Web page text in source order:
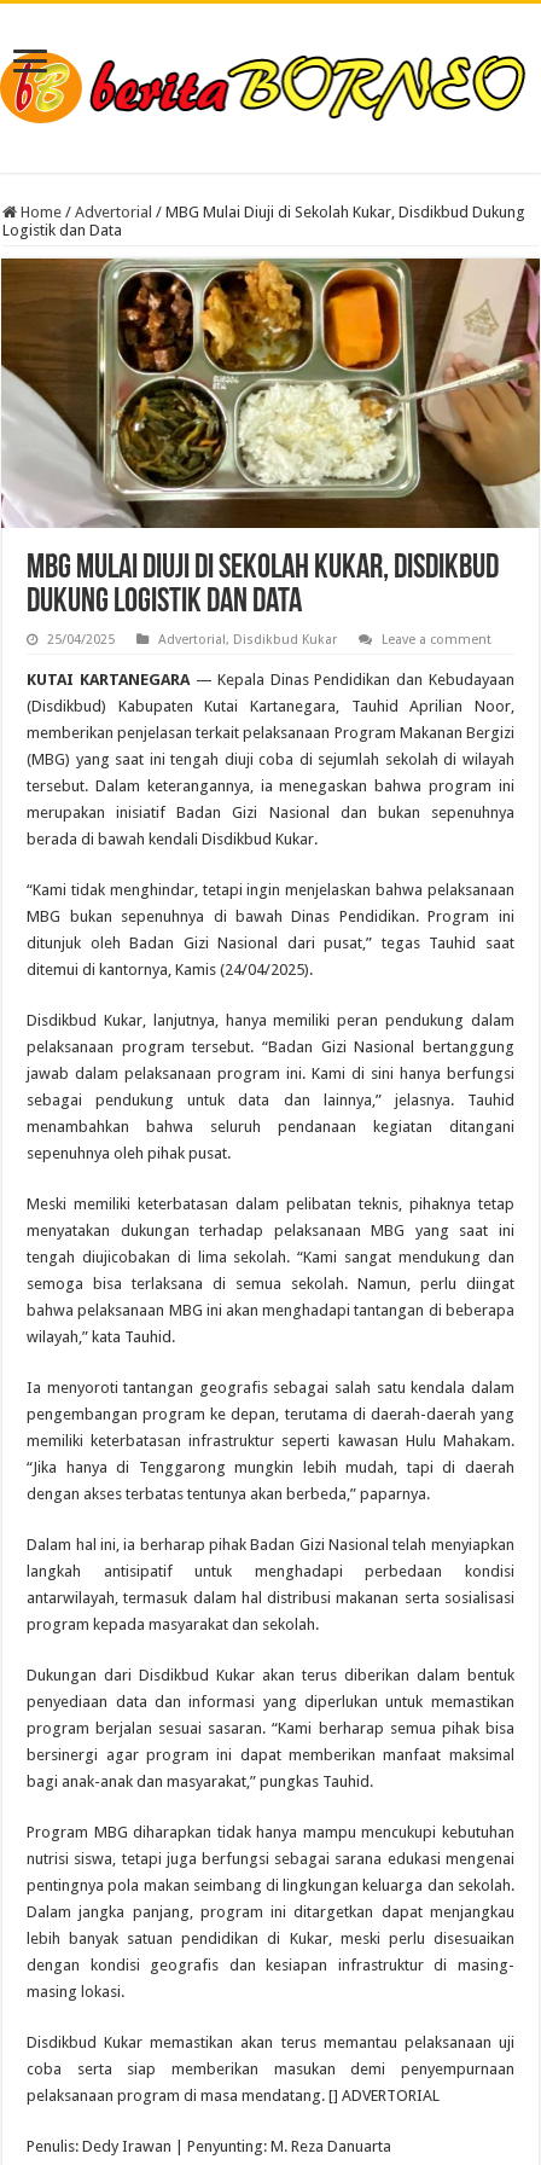
Home / Advertorial / MBG Mulai Diuji di Sekolah Kukar, Disdikbud Dukung
Logistik dan Data
MBG Mulai Diuji di Sekolah Kukar, Disdikbud
Dukung Logistik dan Data
25/04/2025 Advertorial, Disdikbud Kukar Leave a comment
KUTAI KARTANEGARA— Kepala Dinas Pendidikan dan Kebudayaan
(Disdikbud) Kabupaten Kutai Kartanegara, Tauhid Aprilian Noor,
memberikan penjelasan terkait pelaksanaan Program Makanan Bergizi
(MBG) yang saat ini tengah diuji coba di sejumlah sekolah di wilayah
tersebut. Dalam keterangannya, ia menegaskan bahwa program ini
merupakan inisiatif Badan Gizi Nasional dan bukan sepenuhnya
berada di bawah kendali Disdikbud Kukar.
“Kami tidak menghindar, tetapi ingin menjelaskan bahwa pelaksanaan
MBG bukan sepenuhnya di bawah Dinas Pendidikan. Program ini
ditunjuk oleh Badan Gizi Nasional dari pusat,” tegas Tauhid saat
ditemui di kantornya, Kamis (24/04/2025).
Disdikbud Kukar, lanjutnya, hanya memiliki peran pendukung dalam
pelaksanaan program tersebut. “Badan Gizi Nasional bertanggung
jawab dalam pelaksanaan program ini. Kami di sini hanya berfungsi
sebagai pendukung untuk data dan lainnya,” jelasnya. Tauhid
menambahkan bahwa seluruh pendanaan kegiatan ditangani
sepenuhnya oleh pihak pusat.
Meski memiliki keterbatasan dalam pelibatan teknis, pihaknya tetap
menyatakan dukungan terhadap pelaksanaan MBG yang saat ini
tengah diujicobakan di lima sekolah. “Kami sangat mendukung dan
semoga bisa terlaksana di semua sekolah. Namun, perlu diingat
bahwa pelaksanaan MBG ini akan menghadapi tantangan di beberapa
wilayah,” kata Tauhid.
Ia menyoroti tantangan geografis sebagai salah satu kendala dalam
pengembangan program ke depan, terutama di daerah-daerah yang
memiliki keterbatasan infrastruktur seperti kawasan Hulu Mahakam.
“Jika hanya di Tenggarong mungkin lebih mudah, tapi di daerah
dengan akses terbatas tentunya akan berbeda,” paparnya.
Dalam hal ini, ia berharap pihak Badan Gizi Nasional telah menyiapkan
langkah antisipatif untuk menghadapi perbedaan kondisi
antarwilayah, termasuk dalam hal distribusi makanan serta sosialisasi
program kepada masyarakat dan sekolah.
Dukungan dari Disdikbud Kukar akan terus diberikan dalam bentuk
penyediaan data dan informasi yang diperlukan untuk memastikan
program berjalan sesuai sasaran. “Kami berharap semua pihak bisa
bersinergi agar program ini dapat memberikan manfaat maksimal
bagi anak-anak dan masyarakat,” pungkas Tauhid.
Program MBG diharapkan tidak hanya mampu mencukupi kebutuhan
nutrisi siswa, tetapi juga berfungsi sebagai sarana edukasi mengenai
pentingnya pola makan seimbang di lingkungan keluarga dan sekolah.
Dalam jangka panjang, program ini ditargetkan dapat menjangkau
lebih banyak satuan pendidikan di Kukar, meski perlu disesuaikan
dengan kondisi geografis dan kesiapan infrastruktur di masing-
masing lokasi.
Disdikbud Kukar memastikan akan terus memantau pelaksanaan uji
coba serta siap memberikan masukan demi penyempurnaan
pelaksanaan program di masa mendatang. [] ADVERTORIAL
Penulis: Dedy Irawan | Penyunting: M. Reza Danuarta